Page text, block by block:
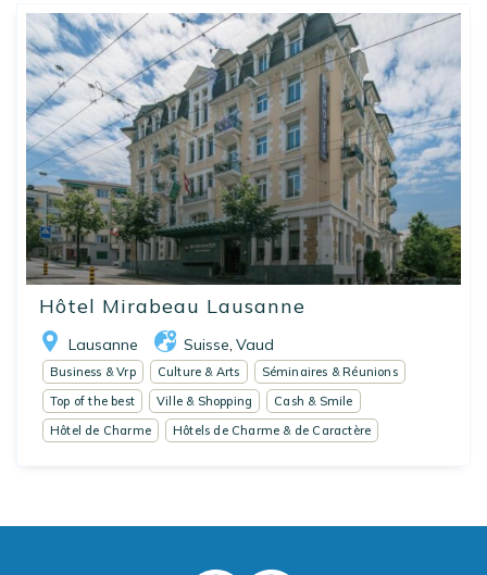
Hôtel Mirabeau Lausanne
Lausanne Suisse Vaud
Business & Vrp Culture & Arts
Séminaires & Réunions
Top of the best
Ville & Shopping
Cash & Smile
Hôtel de Charme
Hôtels de Charme & de Caractère